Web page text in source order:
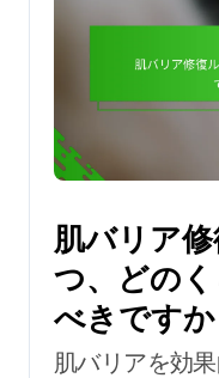
肌バリア
つ、どの
べきですか
肌バリアを効